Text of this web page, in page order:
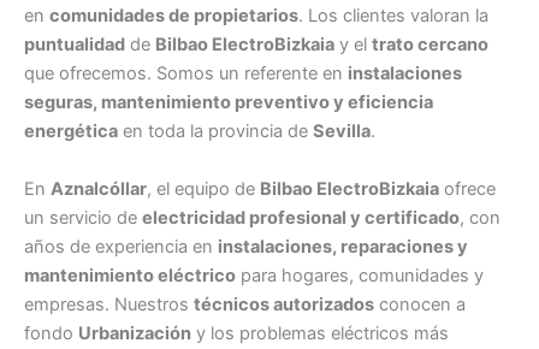
en comunidades de propietarios. Los clientes valoran la
puntualidad de Bilbao ElectroBizkaia y el trato cercano
que ofrecemos. Somos un referente en instalaciones
seguras, mantenimiento preventivo y eficiencia
energética en toda la provincia de Sevilla.
En Aznalcóllar, el equipo de Bilbao ElectroBizkaia ofrece
un servicio de electricidad profesional y certificado, con
años de experiencia en instalaciones, reparaciones y
mantenimiento eléctrico para hogares, comunidades y
empresas. Nuestros técnicos autorizados conocen a
fondo Urbanización y los problemas eléctricos más